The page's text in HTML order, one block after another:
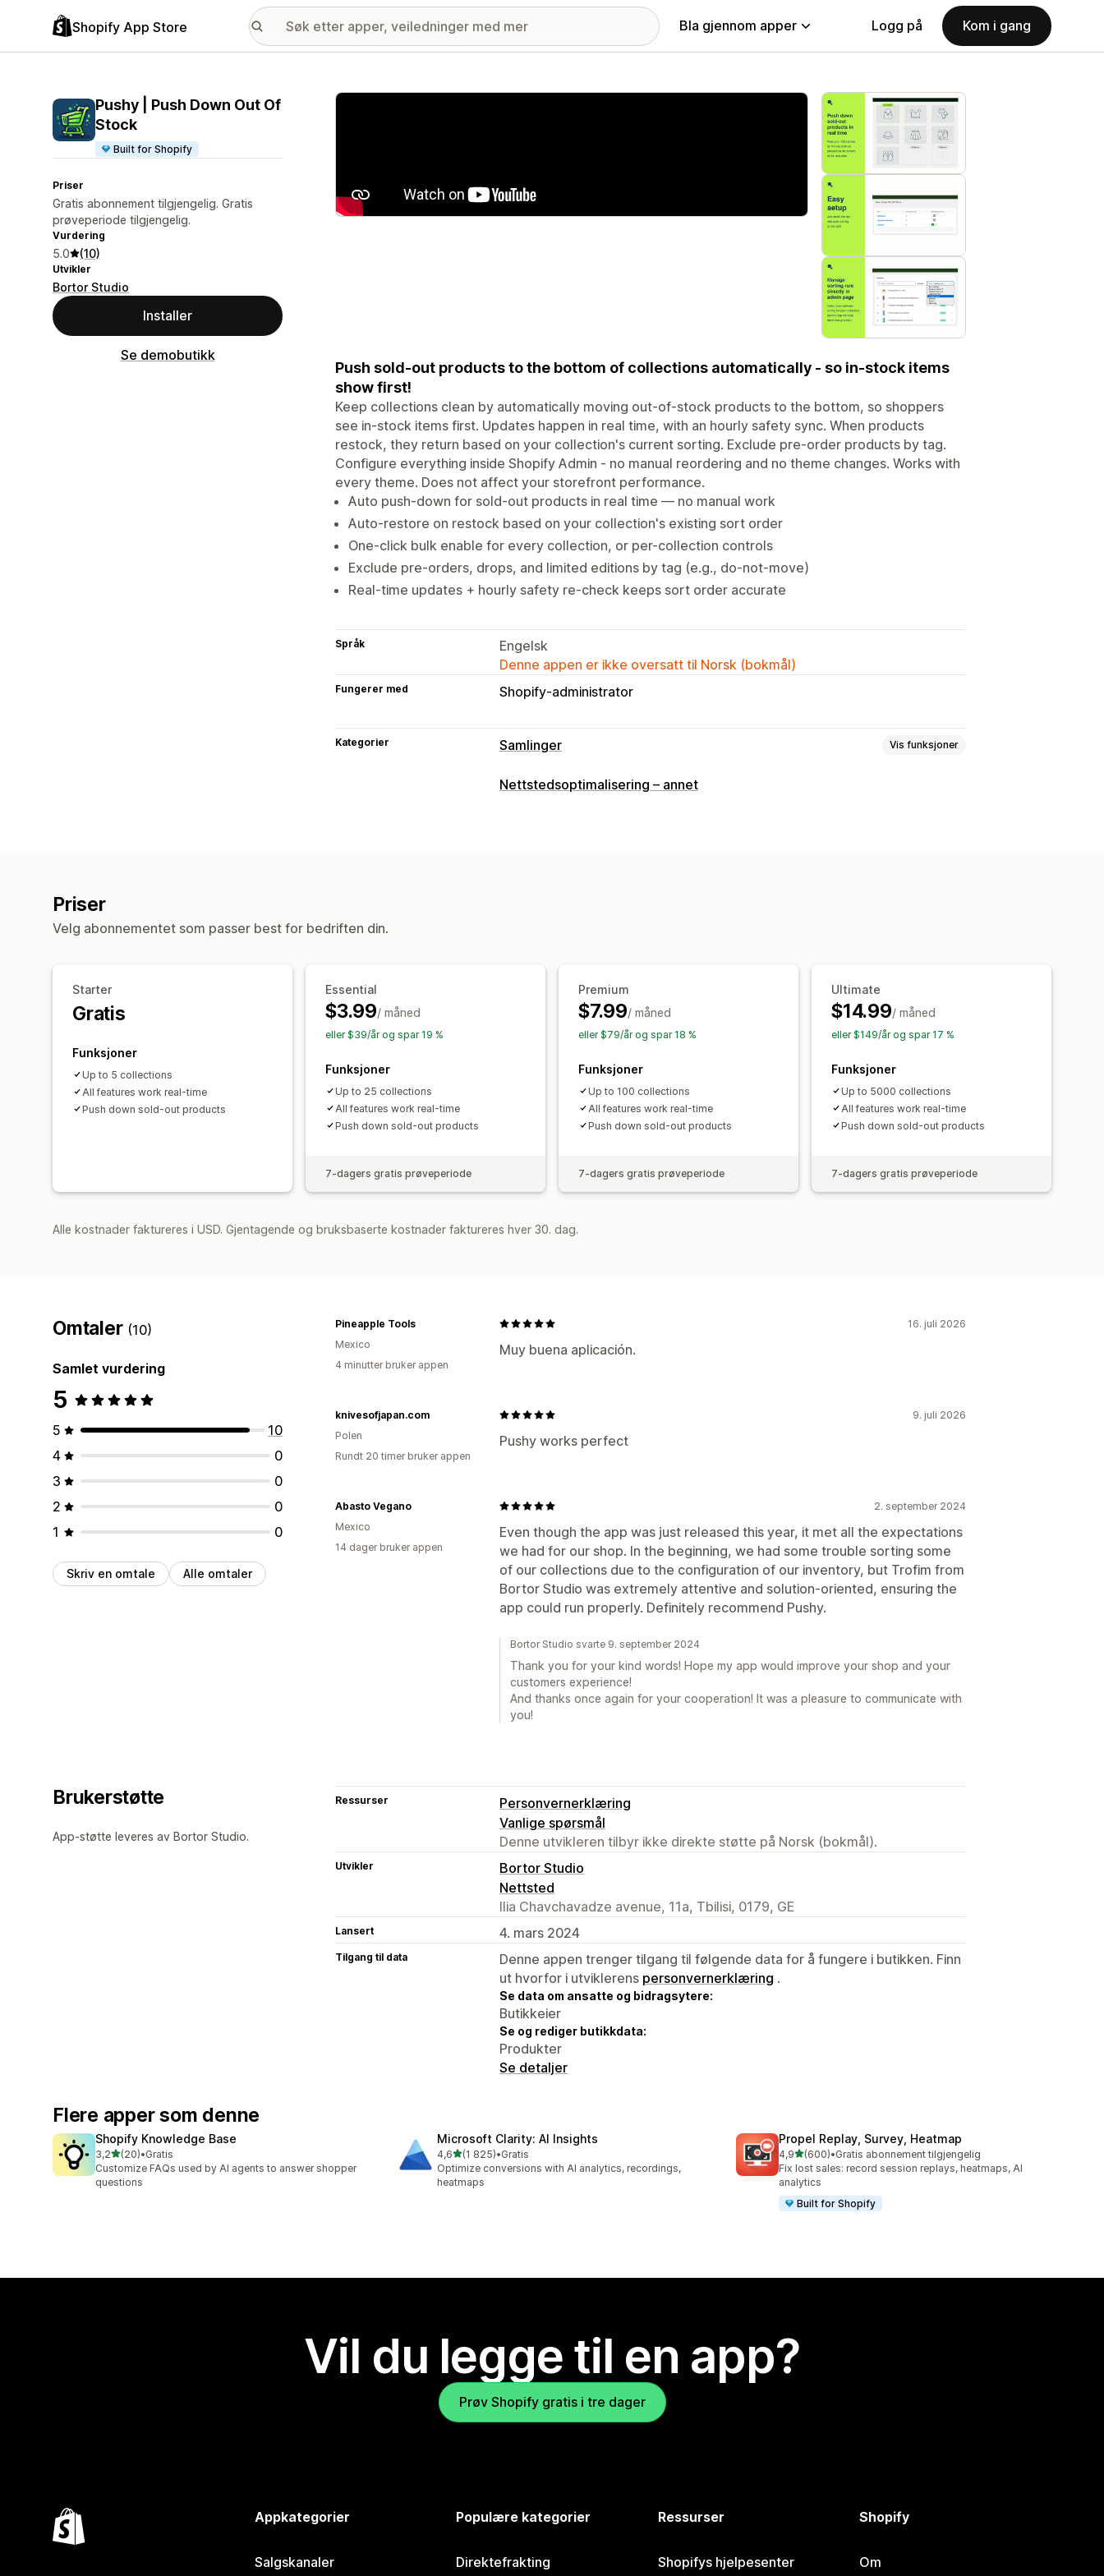
Shopify App Store Bla gjennom apper Logg på Kom i gang
Pushy | Push Down Out Of
Stock
Built for Shopify
Priser
Gratis abonnement tilgjengelig. Gratis
prøveperiode tilgjengelig.
Vurdering
5.0 (10)
Utvikler
Bortor Studio
Installer
Se demobutikk
Galleri med fremhevede bilder
Push sold-out products to the bottom of collections automatically - so in-stock items
show first!
Keep collections clean by automatically moving out-of-stock products to the bottom, so shoppers
see in-stock items first. Updates happen in real time, with an hourly safety sync. When products
restock, they return based on your collection's current sorting. Exclude pre-order products by tag.
Configure everything inside Shopify Admin - no manual reordering and no theme changes. Works with
every theme. Does not affect your storefront performance.
Auto push-down for sold-out products in real time — no manual work
Auto-restore on restock based on your collection's existing sort order
One-click bulk enable for every collection, or per-collection controls
Exclude pre-orders, drops, and limited editions by tag (e.g., do-not-move)
Real-time updates + hourly safety re-check keeps sort order accurate
Språk
Engelsk
Denne appen er ikke oversatt til Norsk (bokmål)
Fungerer med Shopify-administrator
Kategorier Samlinger Vis funksjoner
Sorteringshandlinger
Nettstedsoptimalisering – annet
Priser
Velg abonnementet som passer best for bedriften din.
Starter
Gratis
Funksjoner
Up to 5 collections
All features work real-time
Push down sold-out products
Essential
$3.99/ måned
eller $39/år og spar 19 %
Funksjoner
Up to 25 collections
All features work real-time
Push down sold-out products
7-dagers gratis prøveperiode
Premium
$7.99/ måned
eller $79/år og spar 18 %
Funksjoner
Up to 100 collections
All features work real-time
Push down sold-out products
7-dagers gratis prøveperiode
Ultimate
$14.99/ måned
eller $149/år og spar 17 %
Funksjoner
Up to 5000 collections
All features work real-time
Push down sold-out products
7-dagers gratis prøveperiode
Alle kostnader faktureres i USD. Gjentagende og bruksbaserte kostnader faktureres hver 30. dag.
Omtaler (10)
Samlet vurdering
5
5
10
4
0
3
0
2
0
1
0
Skriv en omtale Alle omtaler
16. juli 2026
Muy buena aplicación.
Pineapple Tools
Mexico
4 minutter bruker appen
9. juli 2026
Pushy works perfect
knivesofjapan.com
Polen
Rundt 20 timer bruker appen
2. september 2024
Even though the app was just released this year, it met all the expectations
we had for our shop. In the beginning, we had some trouble sorting some
of our collections due to the configuration of our inventory, but Trofim from
Bortor Studio was extremely attentive and solution-oriented, ensuring the
app could run properly. Definitely recommend Pushy.
Abasto Vegano
Mexico
14 dager bruker appen
Bortor Studio svarte 9. september 2024
Thank you for your kind words! Hope my app would improve your shop and your
customers experience!
And thanks once again for your cooperation! It was a pleasure to communicate with
you!
Brukerstøtte
App-støtte leveres av Bortor Studio.
Ressurser
Personvernerklæring
Vanlige spørsmål
Denne utvikleren tilbyr ikke direkte støtte på Norsk (bokmål).
Utvikler
Bortor Studio
Nettsted
Ilia Chavchavadze avenue, 11a, Tbilisi, 0179, GE
Lansert 4. mars 2024
Tilgang til data
Denne appen trenger tilgang til følgende data for å fungere i butikken. Finn
ut hvorfor i utviklerens personvernerklæring .
Se data om ansatte og bidragsytere:
Butikkeier
Se og rediger butikkdata:
Produkter
Se detaljer
Flere apper som denne
Shopify Knowledge Base
3,2av 5 stjerner
(20)
Totalt 20 omtaler
•Gratis
Customize FAQs used by AI agents to answer shopper
questions
Microsoft Clarity: AI Insights
4,6av 5 stjerner
(1 825)
Totalt 1825 omtaler
•Gratis
Optimize conversions with AI analytics, recordings,
heatmaps
Propel Replay, Survey, Heatmap
4,9av 5 stjerner
(600)
Totalt 600 omtaler
•Gratis abonnement tilgjengelig
Fix lost sales: record session replays, heatmaps, AI
analytics
Built for Shopify
Vil du legge til en app?
Prøv Shopify gratis i tre dager
Appkategorier
Salgskanaler
Populære kategorier
Direktefrakting
Ressurser
Shopifys hjelpesenter
Shopify
Om